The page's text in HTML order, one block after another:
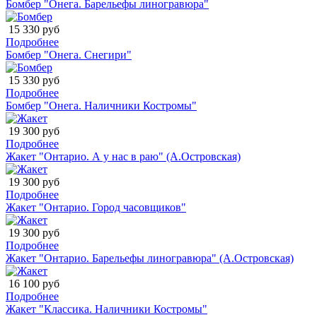
Бомбер "Онега. Барельефы линогравюра"
15 330 руб
Подробнее
Бомбер "Онега. Снегири"
15 330 руб
Подробнее
Бомбер "Онега. Наличники Костромы"
19 300 руб
Подробнее
Жакет "Онтарио. А у нас в раю" (А.Островская)
19 300 руб
Подробнее
Жакет "Онтарио. Город часовщиков"
19 300 руб
Подробнее
Жакет "Онтарио. Барельефы линогравюра" (А.Островская)
16 100 руб
Подробнее
Жакет "Классика. Наличники Костромы"